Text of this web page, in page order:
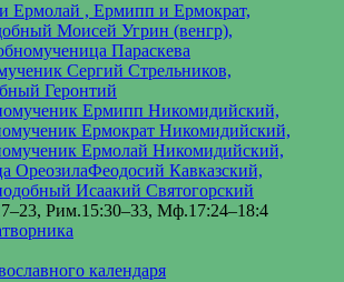
Ермолай , Ермипп и Ермократ,
Моисей Угрин (венгр),
Параскева
Сергий Стрельников,
Геронтий
Ермипп Никомидийский,
Ермократ Никомидийский,
Ермолай Никомидийский,
ОреозилаФеодосий Кавказский,
Исаакий Святогорский
Рим.15:30–33, Мф.17:24–18:4
календаря